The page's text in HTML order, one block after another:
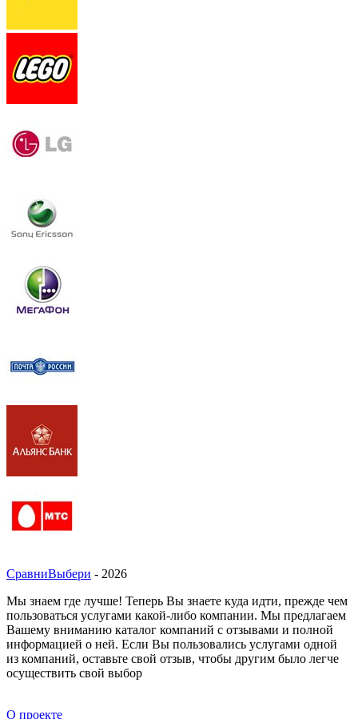
СравниВыбери - 2026
Мы знаем где лучше! Теперь Вы знаете куда идти, прежде чем
пользоваться услугами какой-либо компании. Мы предлагаем
Вашему вниманию каталог компаний с отзывами и полной
информацией о ней. Если Вы пользовались услугами одной
из компаний, оставьте свой отзыв, чтобы другим было легче
осуществить свой выбор
О проекте